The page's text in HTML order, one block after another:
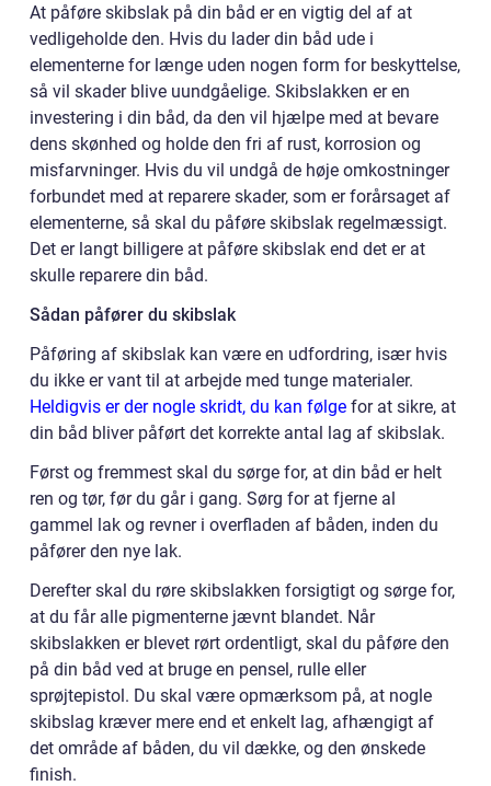
At påføre skibslak på din båd er en vigtig del af at
vedligeholde den. Hvis du lader din båd ude i
elementerne for længe uden nogen form for beskyttelse,
så vil skader blive uundgåelige. Skibslakken er en
investering i din båd, da den vil hjælpe med at bevare
dens skønhed og holde den fri af rust, korrosion og
misfarvninger. Hvis du vil undgå de høje omkostninger
forbundet med at reparere skader, som er forårsaget af
elementerne, så skal du påføre skibslak regelmæssigt.
Det er langt billigere at påføre skibslak end det er at
skulle reparere din båd.
Sådan påfører du skibslak
Påføring af skibslak kan være en udfordring, især hvis
du ikke er vant til at arbejde med tunge materialer.
Heldigvis er der nogle skridt, du kan følge for at sikre, at
din båd bliver påført det korrekte antal lag af skibslak.
Først og fremmest skal du sørge for, at din båd er helt
ren og tør, før du går i gang. Sørg for at fjerne al
gammel lak og revner i overfladen af båden, inden du
påfører den nye lak.
Derefter skal du røre skibslakken forsigtigt og sørge for,
at du får alle pigmenterne jævnt blandet. Når
skibslakken er blevet rørt ordentligt, skal du påføre den
på din båd ved at bruge en pensel, rulle eller
sprøjtepistol. Du skal være opmærksom på, at nogle
skibslag kræver mere end et enkelt lag, afhængigt af
det område af båden, du vil dække, og den ønskede
finish.